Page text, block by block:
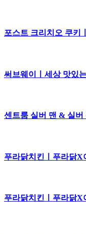
포스트 크리치오 쿠키
써브웨이ㅣ세상 맛있
센트룸 실버 맨 & 실버
푸라닭치킨ㅣ푸라닭X
푸라닭치킨ㅣ푸라닭X